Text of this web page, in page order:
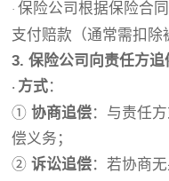
·保险公司根据保险合
支付赔款（通常需扣除
3. 保险公司向责任方追
· 方式：
①协商追偿：与责任
偿义务；
②诉讼追偿：若协商